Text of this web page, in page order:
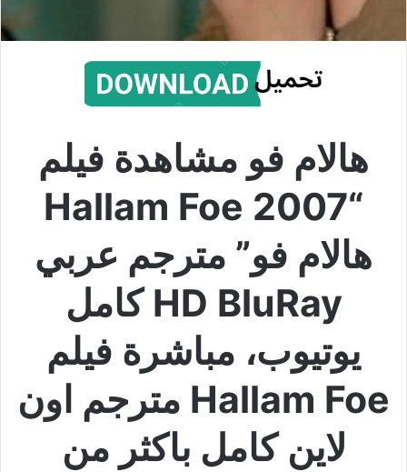
هالام فو مشاهدة فيلم
“Hallam Foe 2007
هالام فو” مترجم عربي
HD BluRay كامل
يوتيوب، مباشرة فيلم
Hallam Foe مترجم اون
لاين كامل باكثر من